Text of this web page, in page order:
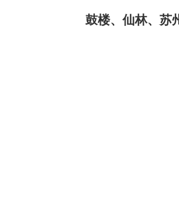
鼓楼、仙林、苏